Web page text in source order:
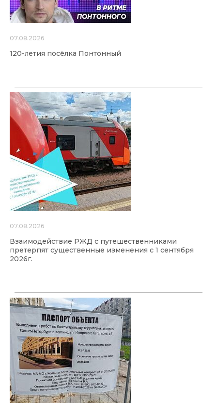
07.08.2026
120-летия посёлка Понтонный
07.08.2026
Взаимодействие РЖД с путешественниками
претерпят существенные изменения с 1 сентября
2026г.